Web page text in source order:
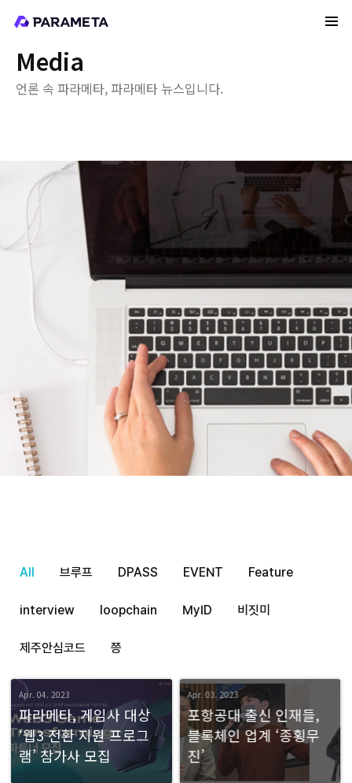
Media
언론 속 파라메타, 파라메타 뉴스입니다.
All 브루프 DPASS EVENT Feature
interview loopchain MyID 비짓미
제주안심코드 쯩
Apr. 04. 2023
파라메타, 게임사 대상
‘웹3 전환 지원 프로그
램’ 참가사 모집
Apr. 03. 2023
포항공대 출신 인재들,
블록체인 업계 ‘종횡무
진’